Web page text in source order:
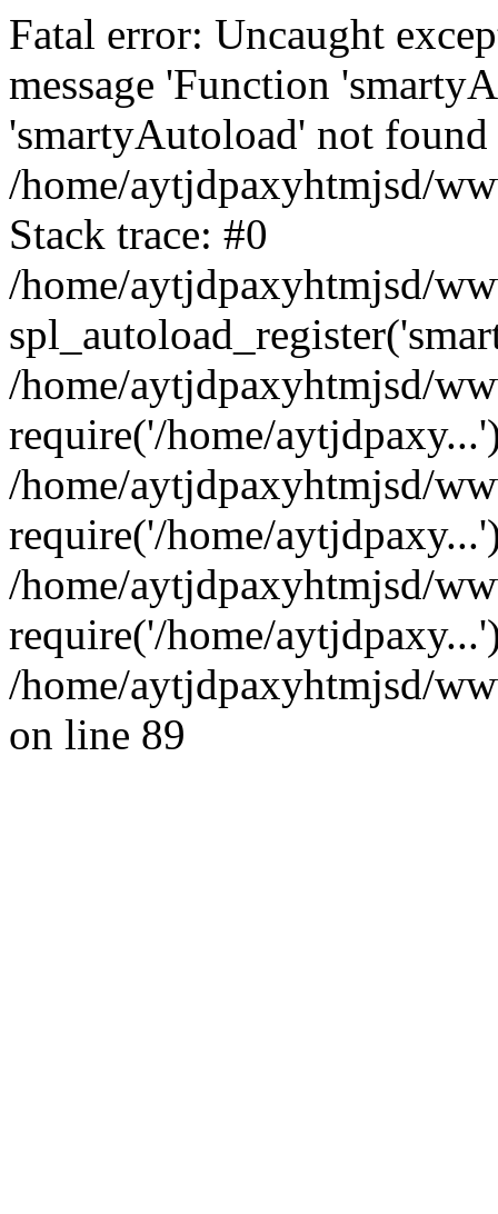
Fatal error: Uncaught
message 'Function
'smartyAutoload' not
/home/aytjdpaxyhtmjsd/
Stack trace: #0
/home/aytjdpaxyhtmjsd/
/home/aytjdpaxyhtmjsd/
require('/home/
/home/aytjdpaxyhtmjsd/
require('/home/
/home/aytjdpaxyhtmjsd/
require('/home/
/home/aytjdpaxyhtmjsd/
on line 89